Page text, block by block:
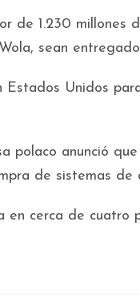
de 1.230 millones
sean
Estados Unidos
polaco anunció
de sistemas
en cerca de